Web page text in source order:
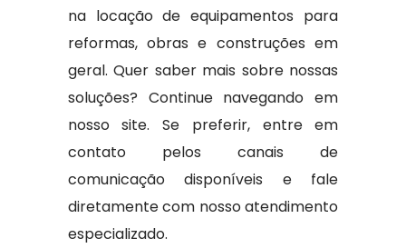
na locação de equipamentos para
reformas, obras e construções em
geral. Quer saber mais sobre nossas
soluções? Continue navegando em
nosso site. Se preferir, entre em
contato pelos canais de
comunicação disponíveis e fale
diretamente com nosso atendimento
especializado.